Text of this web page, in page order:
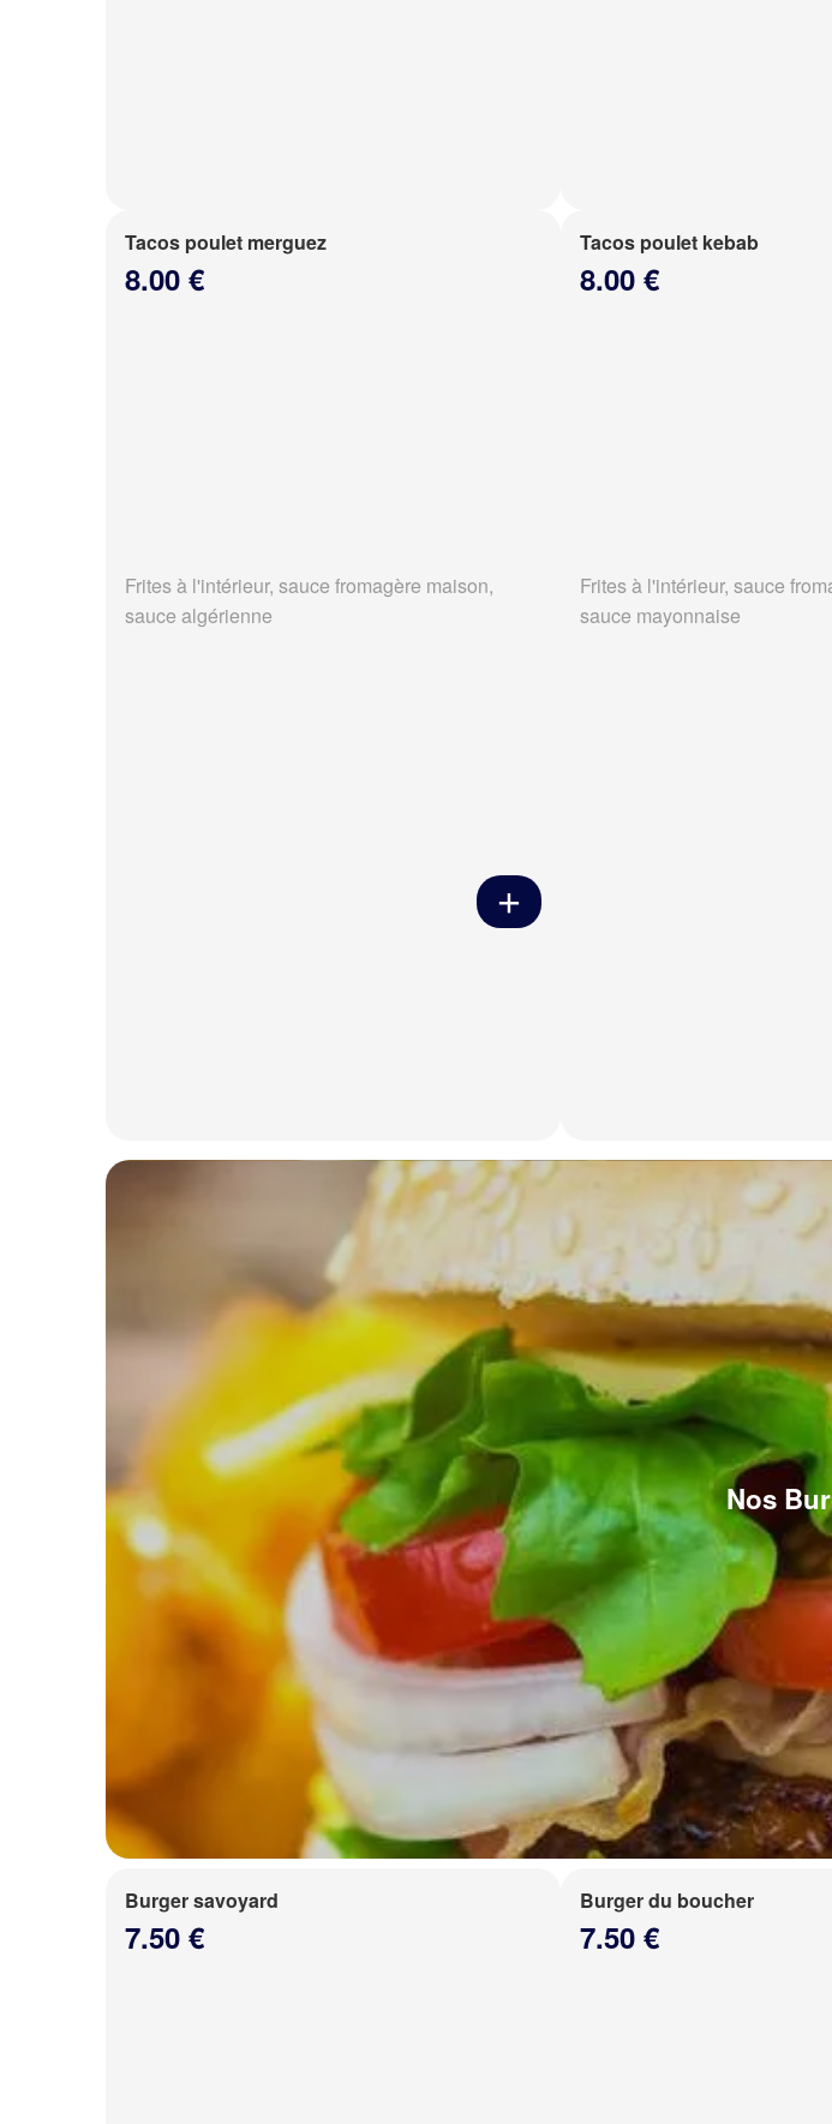
Tacos poulet merguez
8.00 €
Frites à l'intérieur, sauce fromagère maison,
sauce algérienne
Tacos poulet kebab
8.00 €
Frites à l'intérieur, sauce
sauce mayonnaise
Nos
Burger savoyard
7.50 €
Burger du boucher
7.50 €